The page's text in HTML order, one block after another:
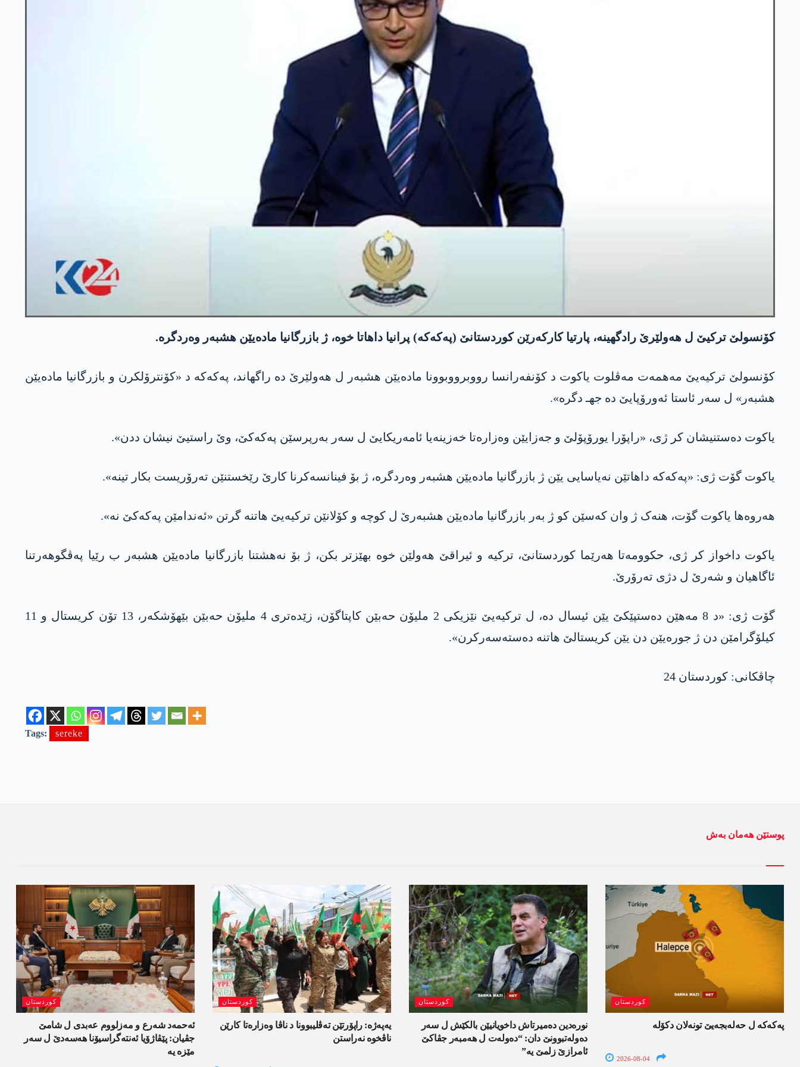
کۆنسولێ ترکیێ ل هەولێرێ رادگهینە، پارتیا کارکەرێن کوردستانێ (په‌كه‌كه‌) پرانیا داهاتا خوە، ژ بازرگانیا مادەیێن هشبەر وەردگرە.
کۆنسولێ ترکیەیێ مەهمەت مەڤلوت یاکوت د کۆنفەرانسا رووبرووبوونا مادەیێن هشبەر ل هەولێرێ دە راگهاند، په‌كه‌كه‌ د «کۆنترۆلکرن و بازرگانیا مادەیێن
هشبه‌ر» ل سەر ئاستا ئەورۆپایێ دە جهـ دگرە».
یاکوت دەستنیشان کر ژی، «راپۆرا یورۆپۆلێ و جەزایێن وەزارەتا خەزینەیا ئامەریکایێ ل سەر بەرپرسێن په‌كه‌كێ، وێ راستیێ نیشان ددن».
یاکوت گۆت ژی: «په‌كه‌كه‌ داهاتێن نەیاسایی یێن ژ بازرگانیا مادەیێن هشبه‌ر وەردگرە، ژ بۆ فینانسەکرنا کارێ رێخستنێن تەرۆریست بکار تینە».
هەروه‌ها یاکوت گۆت، هنەک ژ وان کەسێن کو ژ بەر بازرگانیا مادەیێن هشبه‌رێ ل کوچە و کۆلانێن ترکیەیێ هاتنە گرتن «ئەندامێن په‌كه‌كێ نە».
یاکوت داخواز کر ژی، حکوومەتا هەرێما کوردستانێ، ترکیە و ئیراقێ هەولێن خوە بهێزتر بکن، ژ بۆ نەهشتنا بازرگانیا مادەیێن هشبه‌ر ب رێیا پەڤگوهەرتنا
ئاگاهیان و شەرێ ل دژی تەرۆرێ.
گۆت ژی: «د 8 مەهێن دەستپێکێ یێن ئیسال دە، ل ترکیەیێ نێزیکی 2 ملیۆن حەبێن کاپتاگۆن، زێدەتری 4 ملیۆن حەبێن بێهۆشکەر، 13 تۆن کریستال و 11
کیلۆگرامێن دن ژ جورەیێن دن یێن کریستالێ هاتنە دەستەسەرکرن».
چاڤکانی: کوردستان 24
Tags: sereke
پوستێن ھەمان بەش
کوردستان
ئەحمەد شەرع و مەزلووم عەبدی ل شامێ
جڤیان: پێڤاژۆیا ئەنتەگراسیۆنا ھەسەدێ ل سەر
مێزە یە
کوردستان
یەپەژە: راپۆرتێن تەڤلیبوونا د ناڤا وەزارەتا کارێن
ناڤخوە نەراستن
کوردستان
نورەدین دەمیرتاش داخویانیێن بالکێش ل سەر
دەولەتبوونێ دان: “دەولەت ل ھەمبەر جڤاکێ
ئامرازێ زلمێ یە”
کوردستان
پەکەکە ل حەلەبجەیێ تونەلان دکۆلە
2026-08-04